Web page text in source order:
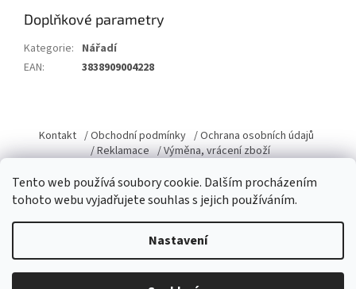
Tento web používá soubory cookie. Dalším procházením
tohoto webu vyjadřujete souhlas s jejich používáním.
Nastavení
Doplňkové parametry
Kategorie: Nářadí
EAN: 3838909004228
p
a
Kontakt / Obchodní podmínky / Ochrana osobních údajů
/ Reklamace / Výměna, vrácení zboží
Copyright 2026Domacky.cz. Všechna práva vyhrazena.Upravit